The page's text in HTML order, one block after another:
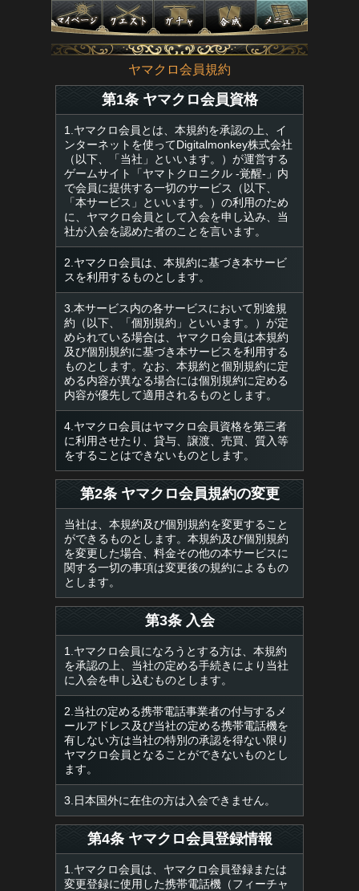
ヤマクロ会員規約
第1条 ヤマクロ会員資格
1.ヤマクロ会員とは、本規約を承認の上、イ
ンターネットを使ってDigitalmonkey株式会社
（以下、「当社」といいます。）が運営する
ゲームサイト「ヤマトクロニクル -覚醒-」内
で会員に提供する一切のサービス（以下、
「本サービス」といいます。）の利用のため
に、ヤマクロ会員として入会を申し込み、当
社が入会を認めた者のことを言います。
2.ヤマクロ会員は、本規約に基づき本サービ
スを利用するものとします。
3.本サービス内の各サービスにおいて別途規
約（以下、「個別規約」といいます。）が定
められている場合は、ヤマクロ会員は本規約
及び個別規約に基づき本サービスを利用する
ものとします。なお、本規約と個別規約に定
める内容が異なる場合には個別規約に定める
内容が優先して適用されるものとします。
4.ヤマクロ会員はヤマクロ会員資格を第三者
に利用させたり、貸与、譲渡、売買、質入等
をすることはできないものとします。
第2条 ヤマクロ会員規約の変更
当社は、本規約及び個別規約を変更すること
ができるものとします。本規約及び個別規約
を変更した場合、料金その他の本サービスに
関する一切の事項は変更後の規約によるもの
とします。
第3条 入会
1.ヤマクロ会員になろうとする方は、本規約
を承認の上、当社の定める手続きにより当社
に入会を申し込むものとします。
2.当社の定める携帯電話事業者の付与するメ
ールアドレス及び当社の定める携帯電話機を
有しない方は当社の特別の承認を得ない限り
ヤマクロ会員となることができないものとし
ます。
3.日本国外に在住の方は入会できません。
第4条 ヤマクロ会員登録情報
1.ヤマクロ会員は、ヤマクロ会員登録または
変更登録に使用した携帯電話機（フィーチャ